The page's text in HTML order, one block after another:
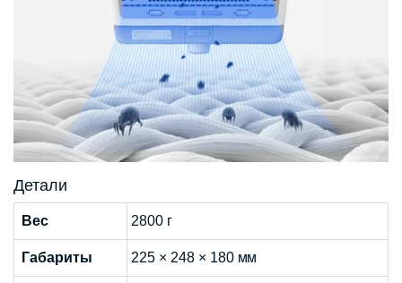
Детали
Вес 2800 г
Габариты 225 × 248 × 180 мм